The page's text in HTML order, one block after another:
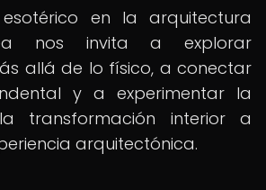
esotérico en la arquitectura
nos invita a explorar
allá de lo físico, a conectar
y a experimentar la
transformación interior a
arquitectónica.